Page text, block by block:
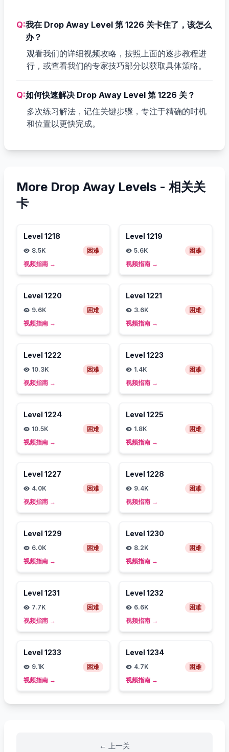
Q:我在 Drop Away Level 第 1226 关卡住了，该怎么
办？
观看我们的详细视频攻略，按照上面的逐步教程进
行，或查看我们的专家技巧部分以获取具体策略。
Q:如何快速解决 Drop Away Level 第 1226 关？
多次练习解法，记住关键步骤，专注于精确的时机
和位置以更快完成。
More Drop Away Levels - 相关关
卡
Level 1218
8.5K
困难
视频指南 →
Level 1219
5.6K
困难
视频指南 →
Level 1220
9.6K
困难
视频指南 →
Level 1221
3.6K
困难
视频指南 →
Level 1222
10.3K
困难
视频指南 →
Level 1223
1.4K
困难
视频指南 →
Level 1224
10.5K
困难
视频指南 →
Level 1225
1.8K
困难
视频指南 →
Level 1227
4.0K
困难
视频指南 →
Level 1228
9.4K
困难
视频指南 →
Level 1229
6.0K
困难
视频指南 →
Level 1230
8.2K
困难
视频指南 →
Level 1231
7.7K
困难
视频指南 →
Level 1232
6.6K
困难
视频指南 →
Level 1233
9.1K
困难
视频指南 →
Level 1234
4.7K
困难
视频指南 →
← 上一关